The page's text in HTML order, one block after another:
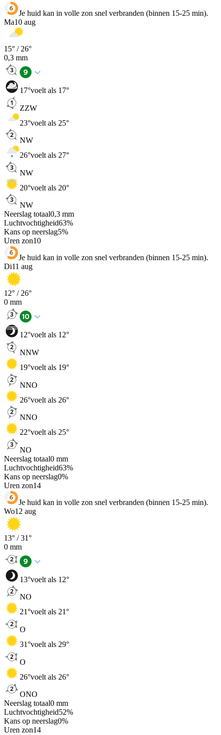
Je huid kan in volle zon snel verbranden (binnen 15-25 min).
Ma10 aug
15° / 26°
0,3 mm
17°voelt als 17°
ZZW
23°voelt als 25°
NW
26°voelt als 27°
NW
20°voelt als 20°
NW
Neerslag totaal0,3 mm
Luchtvochtigheid63%
Kans op neerslag5%
Uren zon10
Je huid kan in volle zon snel verbranden (binnen 15-25 min).
Di11 aug
12° / 26°
0 mm
12°voelt als 12°
NNW
19°voelt als 19°
NNO
26°voelt als 26°
NNO
22°voelt als 25°
NO
Neerslag totaal0 mm
Luchtvochtigheid63%
Kans op neerslag0%
Uren zon14
Je huid kan in volle zon snel verbranden (binnen 15-25 min).
Wo12 aug
13° /31°
0 mm
13°voelt als 12°
NO
21°voelt als 21°
O
31°voelt als 29°
O
26°voelt als 26°
ONO
Neerslag totaal0 mm
Luchtvochtigheid52%
Kans op neerslag0%
Uren zon14